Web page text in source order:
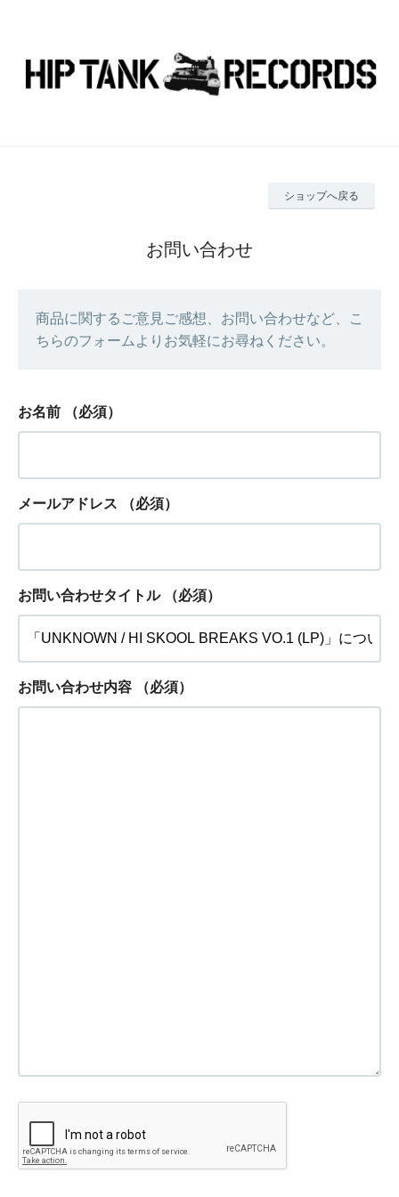
ショップへ戻る
お問い合わせ
商品に関するご意見ご感想、お問い合わせなど、こ
ちらのフォームよりお気軽にお尋ねください。
お名前 （必須）
メールアドレス （必須）
お問い合わせタイトル （必須）
お問い合わせ内容 （必須）